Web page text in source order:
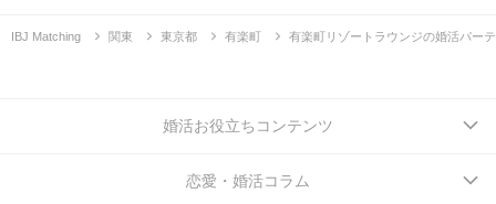
IBJ Matching 関東 東京都 有楽町 有楽町リゾートラウンジの婚活パー
婚活お役立ちコンテンツ
恋愛・婚活コラム